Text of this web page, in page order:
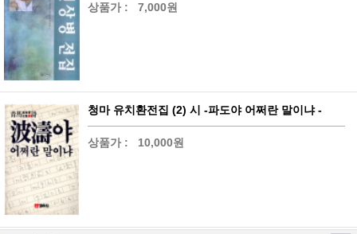
상품가 : 7,000원
청마 유치환전집 (2) 시 -파도야 어쩌란 말이냐 -
상품가 : 10,000원